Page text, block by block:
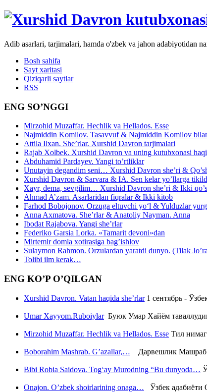
Adib asarlari, tarjimalari, hamda o'zbek va jahon adabiyotidan
Bosh sahifa
Sayt xaritasi
Qiziqarli saytlar
RSS
ENG SO’NGGI
Mirzohid Muzaffar. Hechlik va Hellados. Esse
Najmiddin Komilov. Tasavvuf & Najmiddin Komilov
Attila Ilxan. She’rlar. Xurshid Davron tarjimalari
Rajab Xolbek. Xurshid Davron va uning kutubxonasi
Abduhamid Pardayev. Yangi to’rtliklar
Unutayin degandim seni… Xurshid Davron she’ri &
Xurshid Davron & Sarvara & IA. Sen kelar yo’llarga
Xayr, dema, sevgilim… Xurshid Davron she’ri & Ikki
Ahmad A’zam. Asarlaridan fiqralar & Ikki kitob
Farhod Bobojonov. Orzuga eltuvchi yo‘l & Yulduzlar
Anna Axmatova. She’rlar & Anatoliy Nayman. Anna
Ibodat Rajabova. Yangi she’rlar
Federiko Garsia Lorka. «Tamarit devoni»dan
Mirtemir domla xotirasiga bag’ishlov
Sulaymon Rahmon. Orzulardan yaratdi dunyo. (Tilak
Tolibi ilm kerak…
ENG KO’P O’QILGAN
Xurshid Davron. Vatan haqida she’rlar1 сентябрь -
Umar Xayyom.RuboiylarБуюк Умар Хайём
Mirzohid Muzaffar. Hechlik va Hellados. Esse Тил
Boborahim Mashrab. G’azallar,… Дарвешлик Машраб
Bibi Robia Saidova. Tog‘ay Murodning “Bu dunyoda…
Onajon. O’zbek shoirlarining onaga… Ўзбек адабиёти